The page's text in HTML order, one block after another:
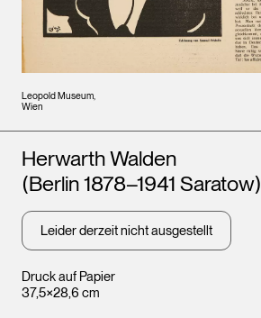
Leopold Museum,
Wien
Druck auf Papier
37,5×28,6 cm
Künstler*innen
Herwarth Walden
(Berlin 1878–1941 Saratow)
Leider derzeit nicht ausgestellt